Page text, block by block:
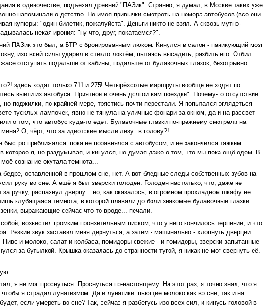
в одиночестве, подъехал древний "ПАЗик". Странно, я думал, в Москве таких уже
напоминали о детстве. Не имея привычки смотреть на номера автобусов (все они
купюры: "один билетик, пожалуйста". Деньги никто не взял. А сквозь мутно-
некая ирония: "ну что, друг, покатаемся?".
ПАЗик это был, а БТР с бронированным люком. Кинулся в салон - паникующий мозг
изо всей силы ударил в стекло локтём, пытаясь высадить, разбить его. Отбил
отступать подальше от кабины, подальше от булавочных глазок, безотрывно
здесь ходят только 711 и 275! Четырёхсотые маршруты вообще не ходят по
выйти из автобуса. Приятной и очень долгой вам поездки". Почему-то отсутствие
поджилки, по крайней мере, трястись почти перестали. Я попытался оглядеться.
тусклых лампочек, явно не тянула на уличные фонари за окном, да и на рассвет
о том, что автобус куда-то едет. Булавочные глазки по-прежнему смотрели на
О, чёрт, что за идиотские мысли лезут в голову?!
приближался, пока не поравнялся с автобусом, и не закончился тяжким
которое я, не раздумывая, и кинулся, не думая даже о том, что мы пока ещё едем. В
сознание окутала темнота...
оставленной в прошлом сне, нет. А вот бледные следы собственных зубов на
руку во сне. А ещё я был зверски голоден. Голоден настолько, что, даже не
ручку, распахнул дверцу... но, как оказалось, в огромном прохладном шкафу не
клубящаяся темнота, в которой плавали до боли знакомые булавочные глазки.
выражающие сейчас что-то вроде... печали.
возвестил громким пронзительным писком, что у него кончилось терпение, и что
Резкий звук заставил меня дёрнуться, а затем - машинально - хлопнуть дверцей.
и молоко, салат и колбаса, помидоры свежие - и помидоры, зверски запытанные
за бутылкой. Крышка оказалась до странности тугой, я никак не мог свернуть её.
я не мог проснуться. Проснуться по-настоящему. На этот раз, я точно знал, что я
я страдал лунатизмом. Да и лунатики, пьющие молоко как во сне, так и на
если умереть во сне? Так, сейчас я разбегусь изо всех сил, и кинусь головой в